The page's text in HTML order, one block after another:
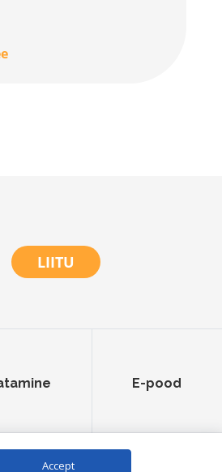
LIITU
E-pood
Accept